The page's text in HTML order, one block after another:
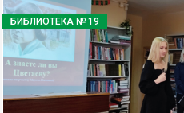
БИБЛИОТЕКА № 19